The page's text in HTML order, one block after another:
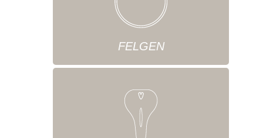
FELGEN